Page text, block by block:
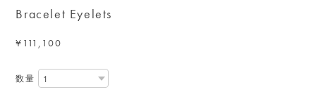
Bracelet Eyelets
¥111,100
数量